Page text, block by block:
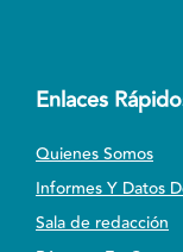
Enlaces
Quienes Somos
Informes Y Datos
Sala de redacción